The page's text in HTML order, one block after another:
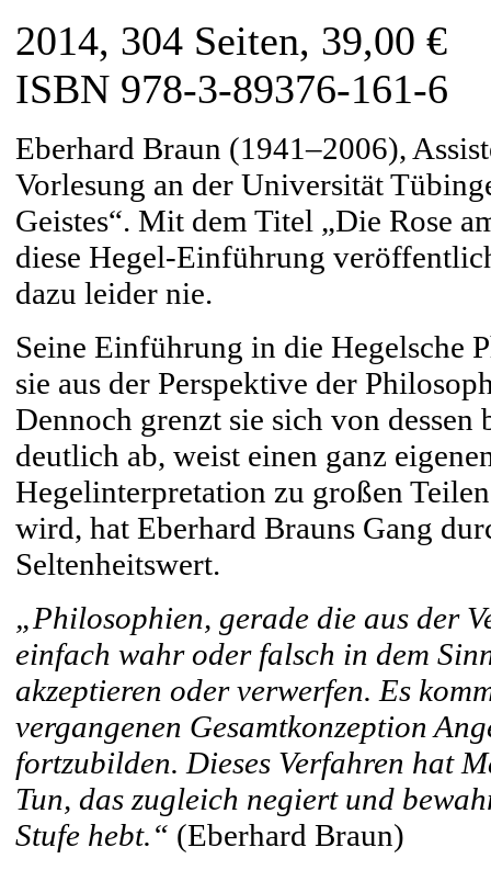
2014, 304 Seiten, 39,00 €
ISBN 978-3-89376-161-6
Eberhard Braun (1941–2006),
Vorlesung an der Universität
Geistes“. Mit dem Titel „Die Rose
diese Hegel-Einführung
dazu leider nie.
Seine Einführung in die Hegelsche
sie aus der Perspektive der
Dennoch grenzt sie sich von
deutlich ab, weist einen ganz
Hegelinterpretation zu großen
wird, hat Eberhard Brauns Gang
Seltenheitswert.
„Philosophien, gerade die aus der
einfach wahr oder falsch in dem
akzeptieren oder verwerfen. Es
vergangenen Gesamtkonzeption
fortzubilden. Dieses Verfahren hat
Tun, das zugleich negiert und
Stufe hebt.“ (Eberhard Braun)